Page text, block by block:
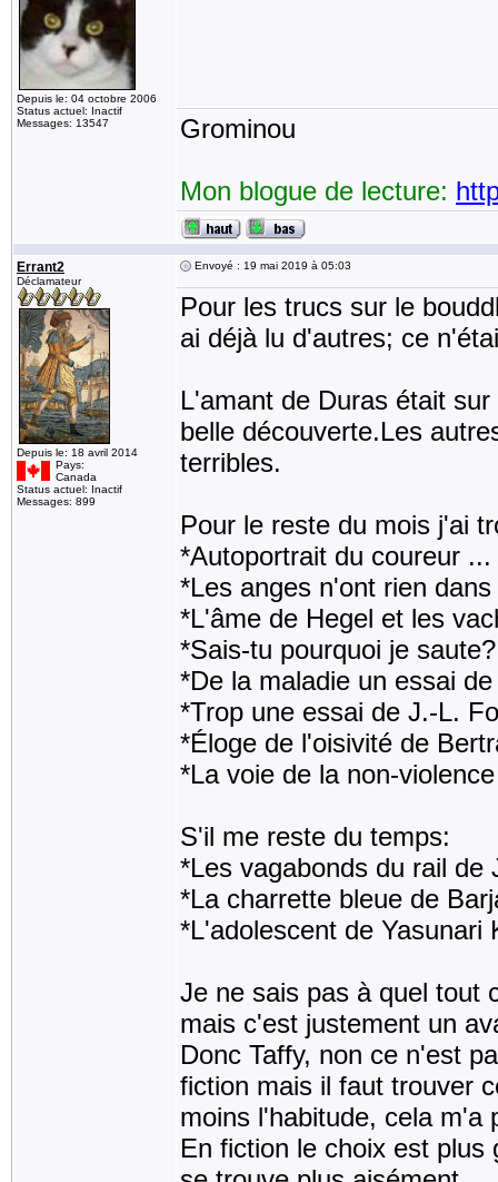
Depuis le: 04 octobre 2006
Status actuel: Inactif
Messages: 13547
Grominou
Mon blogue de lecture:
Errant2
Déclamateur
Depuis le: 18 avril 2014
Pays:
Canada
Status actuel: Inactif
Messages: 899
Envoyé : 19 mai 2019 à 05:03
Pour les trucs sur le
ai déjà lu d'autres; ce
L'amant de Duras était
belle découverte.Les
terribles.
Pour le reste du mois j'ai
*Autoportrait du coureur
*Les anges n'ont rien
*L'âme de Hegel et les
*Sais-tu pourquoi je
*De la maladie un essai
*Trop une essai de J.-L.
*Éloge de l'oisivité de
*La voie de la non-
S'il me reste du temps:
*Les vagabonds du rail de
*La charrette bleue de
*L'adolescent de Yasunari
Je ne sais pas à quel tout
mais c'est justement un
Donc Taffy, non ce n'est
fiction mais il faut trouver
moins l'habitude, cela m'a
En fiction le choix est